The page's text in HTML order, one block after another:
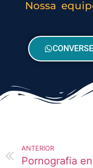
Nossa
ANTERIOR